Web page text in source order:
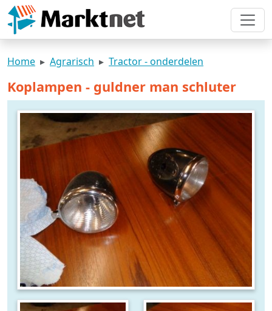
Home Agrarisch Tractor - onderdelen
Koplampen - guldner man schluter